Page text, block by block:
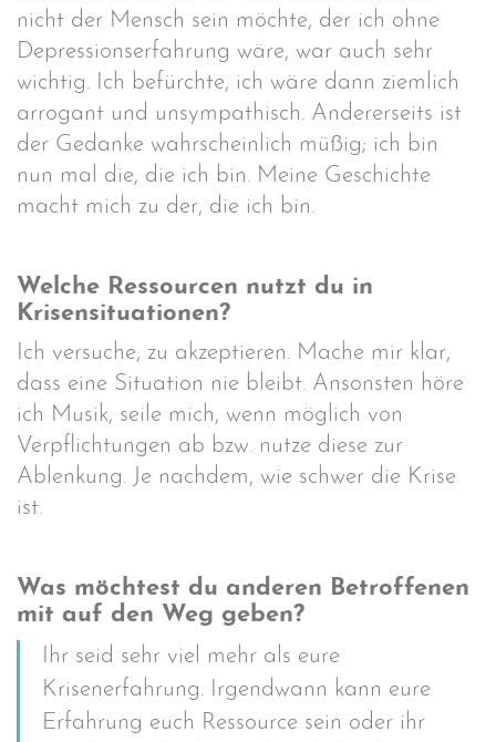
nicht der Mensch sein möchte, der ich ohne
Depressionserfahrung wäre, war auch sehr
wichtig. Ich befürchte, ich wäre dann ziemlich
arrogant und unsympathisch. Andererseits ist
der Gedanke wahrscheinlich müßig; ich bin
nun mal die, die ich bin. Meine Geschichte
macht mich zu der, die ich bin.
Welche Ressourcen nutzt du in
Krisensituationen?
Ich versuche, zu akzeptieren. Mache mir klar,
dass eine Situation nie bleibt. Ansonsten höre
ich Musik, seile mich, wenn möglich von
Verpflichtungen ab bzw. nutze diese zur
Ablenkung. Je nachdem, wie schwer die Krise
ist.
Was möchtest du anderen Betroffenen
mit auf den Weg geben?
Ihr seid sehr viel mehr als eure
Krisenerfahrung. Irgendwann kann eure
Erfahrung euch Ressource sein oder ihr